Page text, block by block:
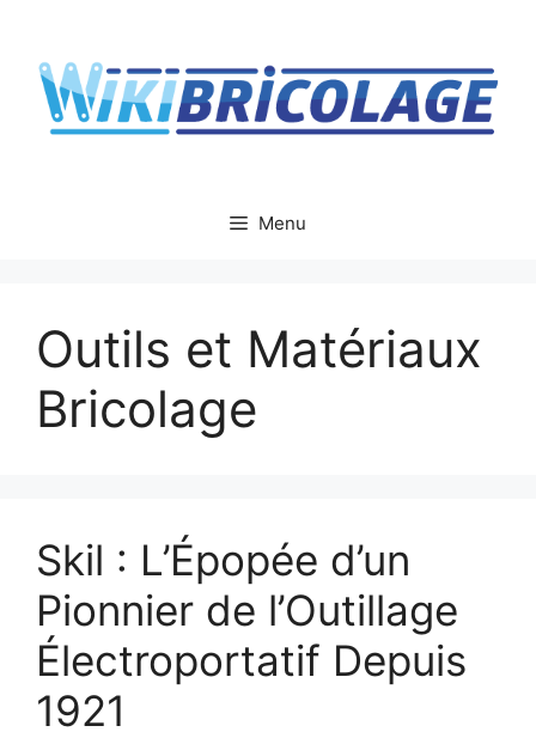
contenu
Menu
Outils et Matériaux
Bricolage
Skil : L’Épopée d’un
Pionnier de l’Outillage
Électroportatif Depuis
1921